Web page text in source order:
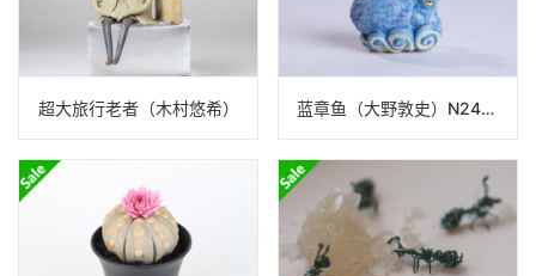
超大旅行老者（木村悠希） 蓝章鱼（大野敦史）N24B77